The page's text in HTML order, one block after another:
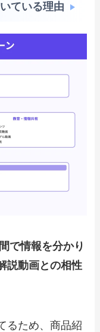
ている理由
で情報を分かり
説動画との相性
るため、商品紹